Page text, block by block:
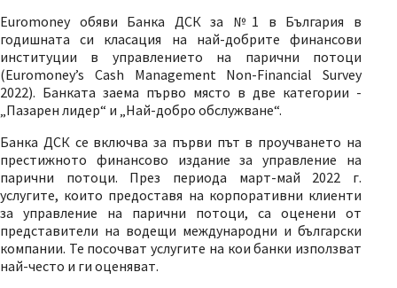
Euromonеy обяви Банка ДСК за №1 в България в
годишната си класация на най-добрите финансови
институции в управлението на парични потоци
(Euromoney’s Cash Management Non-Financial Survey
2022). Банката заема първо място в две категории -
„Пазарен лидер“ и „Най-добро обслужване“.
Банка ДСК се включва за първи път в проучването на
престижното финансово издание за управление на
парични потоци. През периода март-май 2022 г.
услугите, които предоставя на корпоративни клиенти
за управление на парични потоци, са оценени от
представители на водещи международни и български
компании. Те посочват услугите на кои банки използват
най-често и ги оценяват.